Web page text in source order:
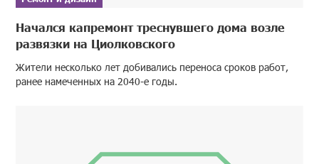
Начался капремонт треснувшего дома возле
развязки на Циолковского
Жители несколько лет добивались переноса сроков работ,
ранее намеченных на 2040-е годы.